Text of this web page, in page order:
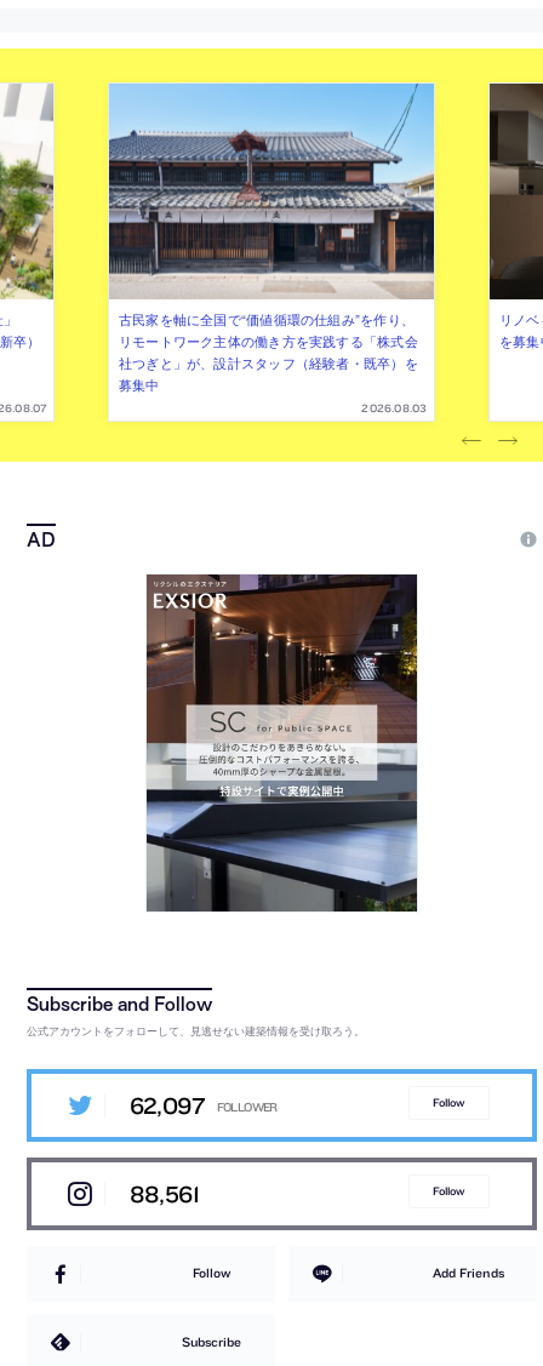
卒）
古民家を軸に全国で“価値循環の仕組み”を作り、
リモートワーク主体の働き方を実践する「株式会
社つぎと」が、設計スタッフ（経験者・既卒）を
募集中
2026.08.03
リノ
を募
公式アカウントをフォローして、見逃せない建築情報を受け取ろう。
62,097 Follow
88,561 Follow
Follow Add Friends
Subscribe